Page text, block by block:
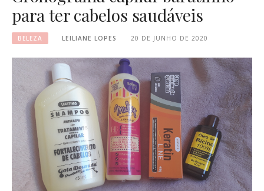
para ter cabelos saudáveis
BELEZA LEILIANE LOPES 20 DE JUNHO DE 2020